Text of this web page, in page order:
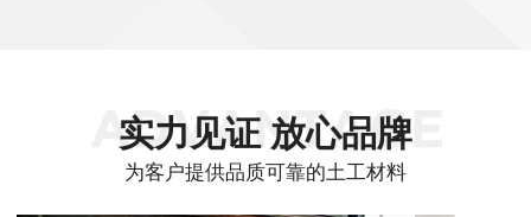
实力见证 放心品牌
为客户提供品质可靠的土工材料